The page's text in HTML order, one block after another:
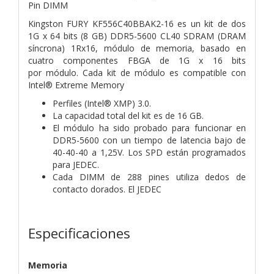
Pin DIMM
Kingston FURY KF556C40BBAK2-16 es un kit de dos
1G x 64 bits(8 GB) DDR5-5600 CL40 SDRAM (DRAM
síncrona) 1Rx16, módulo de memoria, basado en
cuatro componentes FBGA de 1G x 16 bits
por módulo. Cada kit de módulo es compatible con
Intel® Extreme Memory
Perfiles (Intel® XMP) 3.0.
La capacidad total del kit es de 16 GB.
El módulo ha sido probado para funcionar en
DDR5-5600 con un tiempo de latencia bajo de
40-40-40 a 1,25V. Los SPD están programados
para JEDEC.
Cada DIMM de 288 pines utiliza dedos de
contacto dorados. El JEDEC
Especificaciones
Memoria